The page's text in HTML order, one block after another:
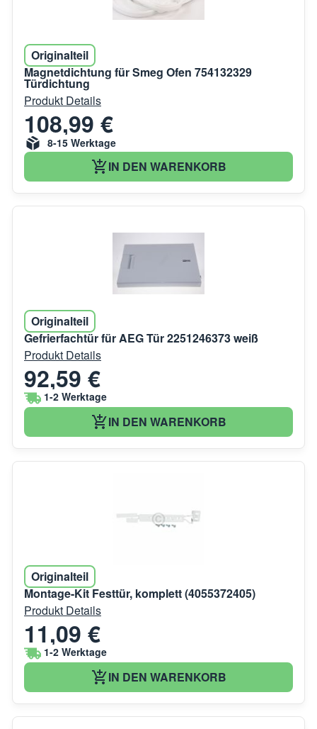
Originalteil
Magnetdichtung für Smeg Ofen 754132329
Türdichtung
Produkt Details
108,99 €
8-15 Werktage
IN DEN WARENKORB
Originalteil
Gefrierfachtür für AEG Tür 2251246373 weiß
Produkt Details
92,59 €
1-2 Werktage
IN DEN WARENKORB
Originalteil
Montage-Kit Festtür, komplett (4055372405)
Produkt Details
11,09 €
1-2 Werktage
IN DEN WARENKORB